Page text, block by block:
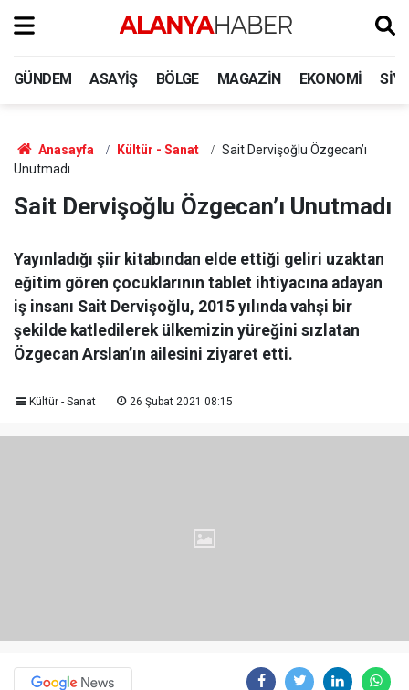
GÜNDEM ASAYIŞ BÖLGE MAGAZIN EKONOMI
Anasayfa Kültür - Sanat
Sait Dervişoğlu Özgecan’ı
Unutmadı
Sait Dervişoğlu Özgecan’ı Unutmadı
Yayınladığı şiir kitabından elde ettiği geliri uzaktan
eğitim gören çocuklarının tablet ihtiyacına adayan
iş insanı Sait Dervişoğlu, 2015 yılında vahşi bir
şekilde katledilerek ülkemizin yüreğini sızlatan
Özgecan Arslan’ın ailesini ziyaret etti.
Kültür - Sanat 26 Şubat 2021 08:15